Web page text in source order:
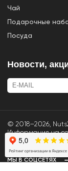
Чай
Подарочные
Посуда
Новости,
© 2018–2026,
Информация на
437.2 ГК РФ).
МЫ В СОЦСЕТЯХ